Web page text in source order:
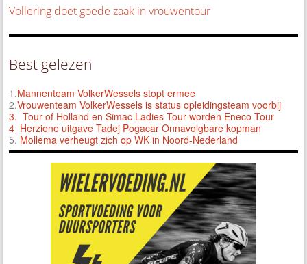
Vollering doet goede zaak in vrouwentour
Best gelezen
1.Mannenteam VolkerWessels stopt ermee
2.Vrouwenteam VolkerWessels is status opleidingsteam voorbij
3. Tour of Holland en Simac Ladies Tour worden Eneco Tour
4 Herziene uitgave Tadej Pogacar Onnavolgbare kopman
5. Mollema verheugt zich op WK in Noord-Nederland